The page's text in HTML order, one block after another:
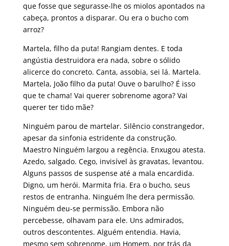
que fosse que segurasse-lhe os miolos apontados na
cabeça, prontos a disparar. Ou era o bucho com
arroz?
Martela, filho da puta! Rangiam dentes. E toda
angústia destruidora era nada, sobre o sólido
alicerce do concreto. Canta, assobia, sei lá. Martela.
Martela, João filho da puta! Ouve o barulho? É isso
que te chama! Vai querer sobrenome agora? Vai
querer ter tido mãe?
Ninguém parou de martelar. Silêncio constrangedor,
apesar da sinfonia estridente da construção.
Maestro Ninguém largou a regência. Enxugou atesta.
Azedo, salgado. Cego, invisível às gravatas, levantou.
Alguns passos de suspense até a mala encardida.
Digno, um herói. Marmita fria. Era o bucho, seus
restos de entranha. Ninguém lhe dera permissão.
Ninguém deu-se permissão. Embora não
percebesse, olhavam para ele. Uns admirados,
outros descontentes. Alguém entendia. Havia,
mesmo sem sobrenome, um Homem, por trás da